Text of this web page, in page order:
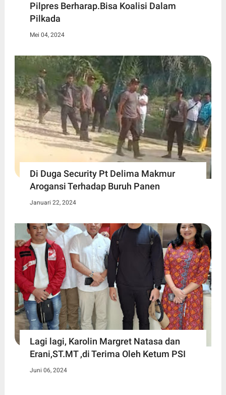
Pilpres Berharap.Bisa Koalisi Dalam
Pilkada
Mei 04, 2024
Di Duga Security Pt Delima Makmur
Arogansi Terhadap Buruh Panen
Januari 22, 2024
Lagi lagi, Karolin Margret Natasa dan
Erani,ST.MT ,di Terima Oleh Ketum PSI
Juni 06, 2024